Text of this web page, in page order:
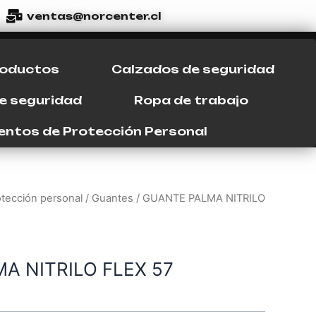
ventas@norcenter.cl
Calzados de seguridad
seguridad Ropa de trabajo
de Protección Personal
personal / Guantes / GUANTE PALMA NITRILO
NITRILO FLEX 57